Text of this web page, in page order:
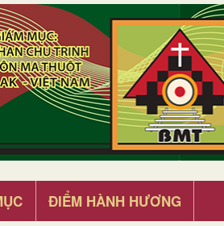
ĐIỂM HÀNH HƯƠNG